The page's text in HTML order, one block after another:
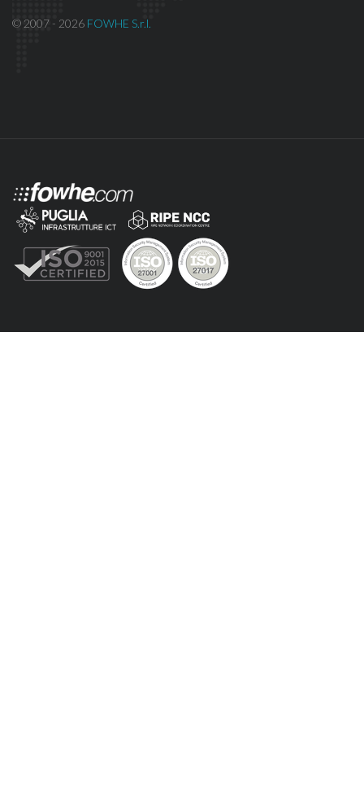
© 2007 - 2026 FOWHE S.r.l.